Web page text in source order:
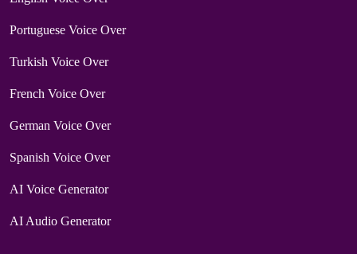
Portuguese Voice Over
Turkish Voice Over
French Voice Over
German Voice Over
Spanish Voice Over
AI Voice Generator
AI Audio Generator